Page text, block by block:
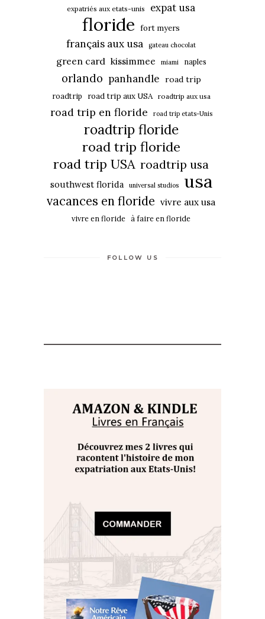
expatriés aux etats-unis expat usa
floride fort myers
français aux usa gateau chocolat
green card kissimmee miami naples
orlando panhandle road trip
roadtrip road trip aux USA roadtrip aux usa
road trip en floride road trip etats-Unis
roadtrip floride
road trip floride
road trip USA roadtrip usa
southwest florida universal studios usa
vacances en floride vivre aux usa
vivre en floride à faire en floride
FOLLOW US